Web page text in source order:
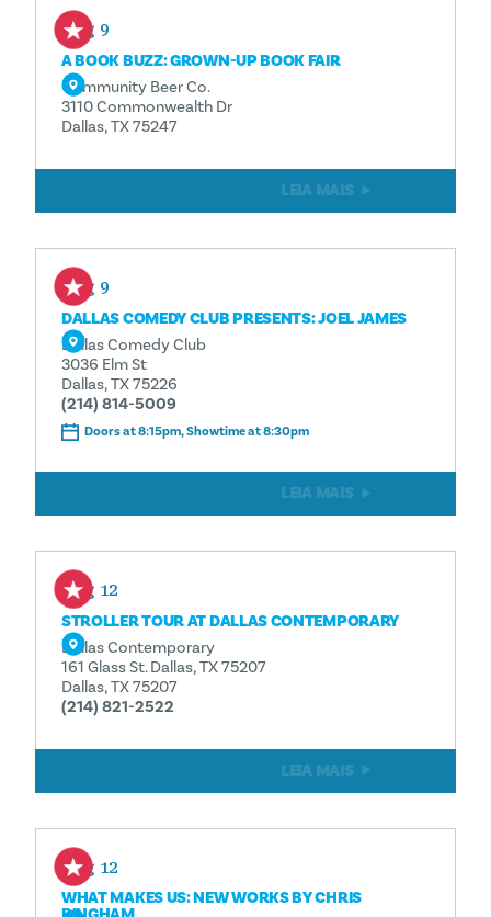
Aug 9
A BOOK BUZZ: GROWN-UP BOOK FAIR
Community Beer Co.
3110 Commonwealth Dr
Dallas, TX 75247
LEIA MAIS
Aug 9
DALLAS COMEDY CLUB PRESENTS: JOEL JAMES
Dallas Comedy Club
3036 Elm St
Dallas, TX 75226
(214) 814-5009
Doors at 8:15pm, Showtime at 8:30pm
LEIA MAIS
Aug 12
STROLLER TOUR AT DALLAS CONTEMPORARY
Dallas Contemporary
161 Glass St. Dallas, TX 75207
Dallas, TX 75207
(214) 821-2522
LEIA MAIS
Aug 12
WHAT MAKES US: NEW WORKS BY CHRIS